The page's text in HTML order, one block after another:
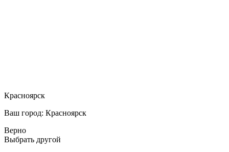
Красноярск
Ваш город: Красноярск
Верно
Выбрать другой